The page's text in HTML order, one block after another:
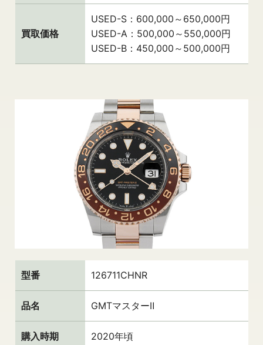
買取価格
USED-S：600,000～650,000円
USED-A：500,000～550,000円
USED-B：450,000～500,000円
型番 126711CHNR
品名 GMTマスターⅡ
購入時期 2020年頃